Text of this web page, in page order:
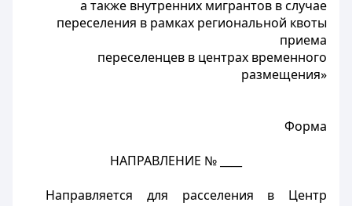
а также внутренних мигрантов в случае
переселения в рамках региональной квоты
приема
переселенцев в центрах временного
размещения»
Форма
НАПРАВЛЕНИЕ № ____
Направляется для расселения в Центр